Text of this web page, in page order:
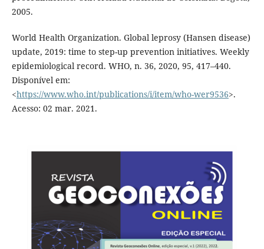
2005.
World Health Organization. Global leprosy (Hansen disease)
update, 2019: time to step-up prevention initiatives. Weekly
epidemiological record. WHO, n. 36, 2020, 95, 417–440.
Disponível em:
<https://www.who.int/publications/i/item/who-wer9536>.
Acesso: 02 mar. 2021.